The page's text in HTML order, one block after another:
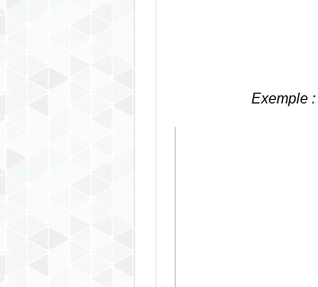
Exemple :